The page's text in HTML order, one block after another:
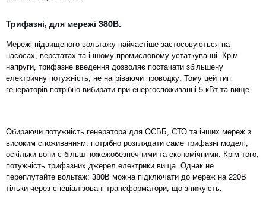
Трифазні, для мережі 380В.
Мережі підвищеного вольтажу найчастіше застосовуються на
насосах, верстатах та іншому промисловому устаткуванні. Крім
напруги, трифазне введення дозволяє постачати збільшену
електричну потужність, не нагріваючи проводку. Тому цей тип
генераторів потрібно вибирати при енергоспоживанні 5 кВт та вище.
Обираючи потужність генератора для ОСББ, СТО та інших мереж з
високим споживанням, потрібно розглядати саме трифазні моделі,
оскільки вони є більш пожежобезпечними та економічними. Крім того,
потужність трифазних джерел електрики вища. Однак не
переплутайте вольтаж: 380В можна підключати до мереж на 220В
тільки через спеціалізовані трансформатори, що знижують.